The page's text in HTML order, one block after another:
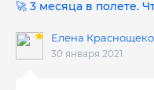
🚀 3 месяца в полете.
Елена
30 января 2021